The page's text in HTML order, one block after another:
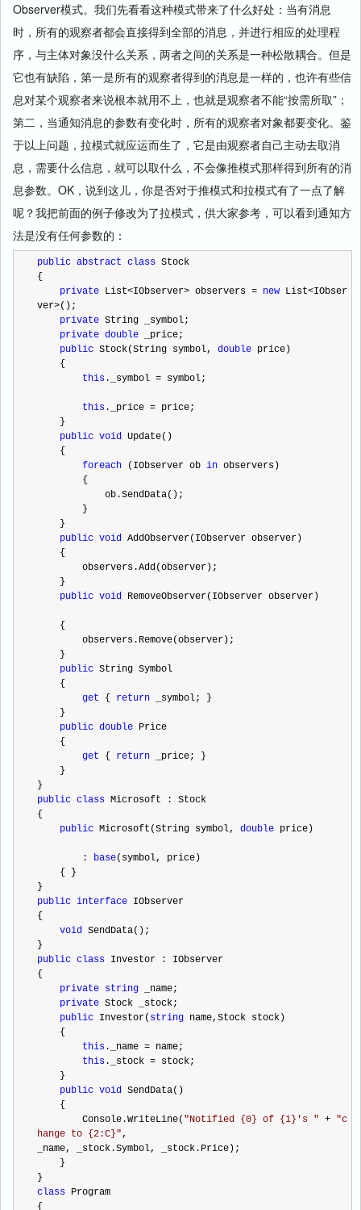
Observer模式。我们先看看这种模式带来了什么好处：当有消息
时，所有的观察者都会直接得到全部的消息，并进行相应的处理程
序，与主体对象没什么关系，两者之间的关系是一种松散耦合。但是
它也有缺陷，第一是所有的观察者得到的消息是一样的，也许有些信
息对某个观察者来说根本就用不上，也就是观察者不能“按需所取”；
第二，当通知消息的参数有变化时，所有的观察者对象都要变化。鉴
于以上问题，拉模式就应运而生了，它是由观察者自己主动去取消
息，需要什么信息，就可以取什么，不会像推模式那样得到所有的消
息参数。OK，说到这儿，你是否对于推模式和拉模式有了一点了解
呢？我把前面的例子修改为了拉模式，供大家参考，可以看到通知方
法是没有任何参数的：
public abstract class Stock
{
private List<IObserver> observers = new List<IObser
ver>();
private String _symbol;
private double _price;
public Stock(String symbol, double price)
    {
this._symbol = symbol;
this._price = price;
    }
public void Update()
    {
foreach (IObserver ob in observers)
        {
            ob.SendData();
        }
    }
public void AddObserver(IObserver observer)
    {
        observers.Add(observer);
    }
public void RemoveObserver(IObserver observer)
    {
        observers.Remove(observer);
    }
public String Symbol
    {
get { return _symbol; }
    }
public double Price
    {
get { return _price; }
    }
}
public class Microsoft : Stock
{
public Microsoft(String symbol, double price)
        :
base(symbol, price)
    { }
}
public interface IObserver
{
void SendData();
}
public class Investor : IObserver
{
private string _name;
private Stock _stock;
public Investor( string name,Stock stock)
    {
this._name = name;
this._stock = stock;
    }
public void SendData()
    {
        Console.WriteLine(
"Notified {0} of {1}'s " + "c
hange to {2:C}",
_name, _stock.Symbol, _stock.Price);
    }
}
class Program
{